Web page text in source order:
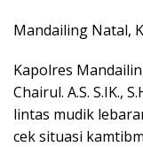
Mandailing Natal,
Kapolres
Chairul. A.S. S.IK.,
lintas mudik
cek situasi